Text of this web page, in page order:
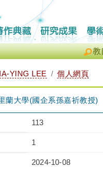
教
YING LEE 個人網頁
蘭大學(國企系孫嘉祈教授)
113
1
2024-10-08